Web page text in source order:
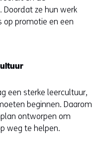
ze hun werk
op promotie en een
een sterke leercultuur,
beginnen. Daarom
ontworpen om
weg te helpen.